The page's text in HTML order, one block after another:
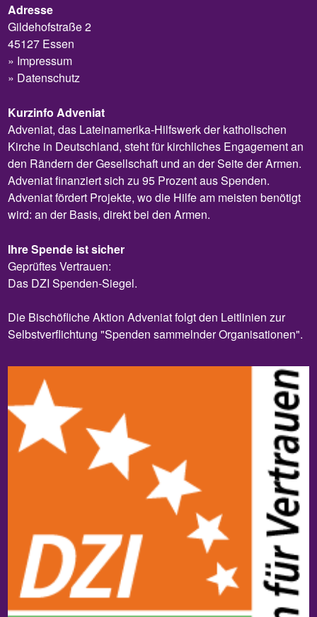
Adresse
Gildehofstraße 2
45127 Essen
Impressum
Datenschutz
Kurzinfo Adveniat
Adveniat, das Lateinamerika-Hilfswerk der katholischen
Kirche in Deutschland, steht für kirchliches Engagement an
den Rändern der Gesellschaft und an der Seite der Armen.
Adveniat finanziert sich zu 95 Prozent aus Spenden.
Adveniat fördert Projekte, wo die Hilfe am meisten benötigt
wird: an der Basis, direkt bei den Armen.
Ihre Spende ist sicher
Geprüftes Vertrauen:
Das DZI Spenden-Siegel.
Die Bischöfliche Aktion Adveniat folgt den Leitlinien zur
Selbstverflichtung "Spenden sammelnder Organisationen".